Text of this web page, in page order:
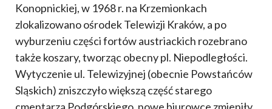
Konopnickiej, w 1968 r. na Krzemionkach
zlokalizowano ośrodek Telewizji Kraków, a po
wyburzeniu części fortów austriackich rozebrano
także koszary, tworząc obecny pl. Niepodległości.
Wytyczenie ul. Telewizyjnej (obecnie Powstańców
Sląskich) zniszczyło większą część starego